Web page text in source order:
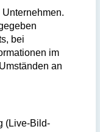
bei
im
an
(Live-Bild-